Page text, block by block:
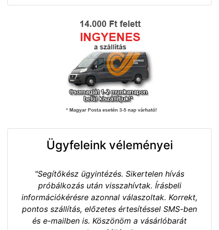
Ügyfeleink véleményei
"Segítőkész ügyintézés. Sikertelen hívás
próbálkozás után visszahívtak. Írásbeli
információkérésre azonnal válaszoltak. Korrekt,
pontos szállítás, előzetes értesítéssel SMS-ben
és e-mailben is. Köszönöm a vásárlóbarát